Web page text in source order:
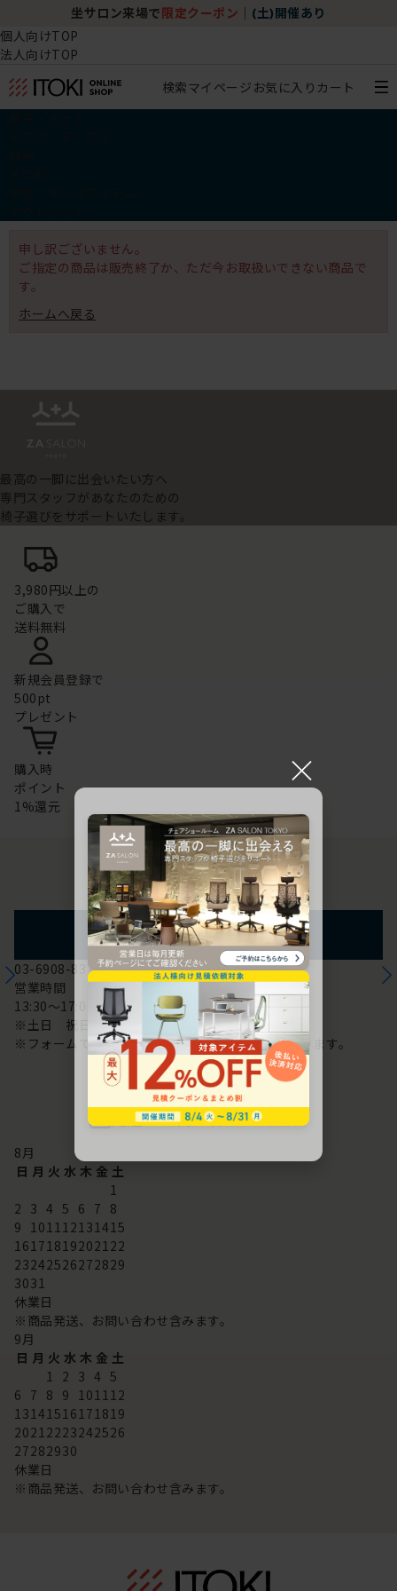
坐サロン来場で 限定クーポン (土)開催あり
個人向けTOP
法人向けTOP
検索マイページ お気に入り カート
申し訳ございません。
ご指定の商品は販売終了か、ただ今お取扱いできない商品で
す。
ホームへ戻る
最高の一脚に出会いたい方へ
専門スタッフがあなたのための
椅子選びをサポートいたします。
3,980円以上の
ご購入で
送料無料
新規会員登録で
500pt
プレゼント
購入時
ポイント
1%還元
お問い合わせ
フォームからのお問い合わせ
03-6908-8370
営業時間
13:30～17:00
※土日 祝日は休み
※フォームでのお問い合わせは24時間対応しております。
配送・お問い合わせ営業日
8月
日 月 火 水 木 金 土
1
2 3 4 5 6 7 8
9 101112131415
16171819202122
23242526272829
3031
休業日
※商品発送、お問い合わせ含みます。
9月
日 月 火 水 木 金 土
1 2 3 4 5
6 7 8 9 101112
13141516171819
20212223242526
27282930
休業日
※商品発送、お問い合わせ含みます。
×